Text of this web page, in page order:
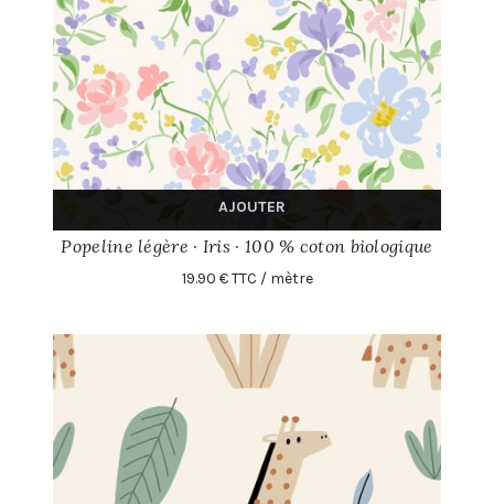
AJOUTER
Popeline légère · Iris · 100 % coton biologique
19.90 € TTC / mètre